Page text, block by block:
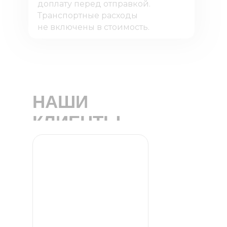
доплату перед отправкой.
Транспортные расходы
не включены в стоимость.
НАШИ
КЛИЕНТЫ